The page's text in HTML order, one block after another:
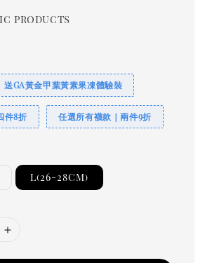
products
送GA黃金甲葉黃素果凍體驗裝
件8折 任選所有襪款｜兩件9折
L(26-28CM)